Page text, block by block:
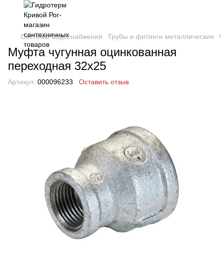
Системы водоснабжения Трубы и фитинги металлические
Муфта чугунная оцинкованная
переходная 32х25
Артикул: 000096233 Оставить отзыв